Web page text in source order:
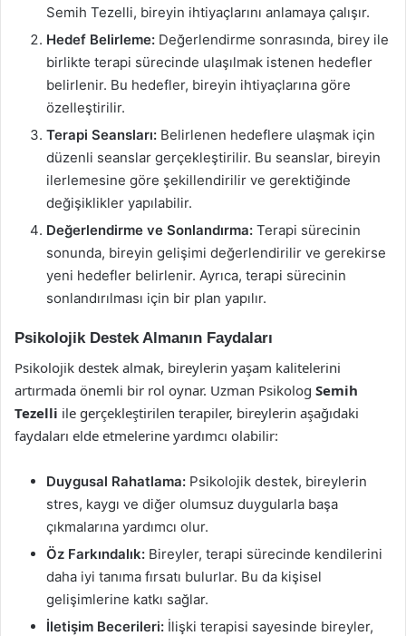
Semih Tezelli, bireyin ihtiyaçlarını anlamaya çalışır.
Hedef Belirleme: Değerlendirme sonrasında, birey ile
birlikte terapi sürecinde ulaşılmak istenen hedefler
belirlenir. Bu hedefler, bireyin ihtiyaçlarına göre
özelleştirilir.
Terapi Seansları: Belirlenen hedeflere ulaşmak için
düzenli seanslar gerçekleştirilir. Bu seanslar, bireyin
ilerlemesine göre şekillendirilir ve gerektiğinde
değişiklikler yapılabilir.
Değerlendirme ve Sonlandırma: Terapi sürecinin
sonunda, bireyin gelişimi değerlendirilir ve gerekirse
yeni hedefler belirlenir. Ayrıca, terapi sürecinin
sonlandırılması için bir plan yapılır.
Psikolojik Destek Almanın Faydaları
Psikolojik destek almak, bireylerin yaşam kalitelerini
artırmada önemli bir rol oynar. Uzman Psikolog Semih
Tezelli ile gerçekleştirilen terapiler, bireylerin aşağıdaki
faydaları elde etmelerine yardımcı olabilir:
Duygusal Rahatlama: Psikolojik destek, bireylerin
stres, kaygı ve diğer olumsuz duygularla başa
çıkmalarına yardımcı olur.
Öz Farkındalık: Bireyler, terapi sürecinde kendilerini
daha iyi tanıma fırsatı bulurlar. Bu da kişisel
gelişimlerine katkı sağlar.
İletişim Becerileri: İlişki terapisi sayesinde bireyler,